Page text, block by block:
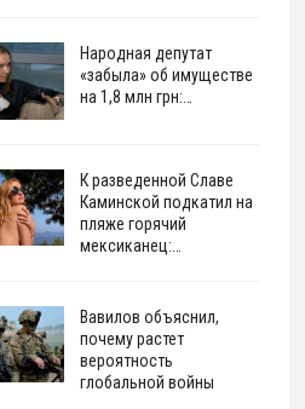
Народная депутат
«забыла» об имуществе
на 1,8 млн грн:…
К разведенной Славе
Каминской подкатил на
пляже горячий
мексиканец:…
Вавилов объяснил,
почему растет
вероятность
глобальной войны